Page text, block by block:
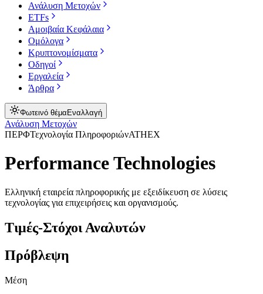
Ανάλυση Μετοχών
ETFs
Αμοιβαία Κεφάλαια
Ομόλογα
Κρυπτονομίσματα
Οδηγοί
Εργαλεία
Άρθρα
Φωτεινό θέμα Εναλλαγή
Ανάλυση Μετοχών
ΠΕΡΦΤεχνολογία ΠληροφοριώνATHEX
Performance Technologies
Ελληνική εταιρεία πληροφορικής με εξειδίκευση σε λύσεις
τεχνολογίας για επιχειρήσεις και οργανισμούς.
Τιμές-Στόχοι Αναλυτών
Πρόβλεψη
Μέση